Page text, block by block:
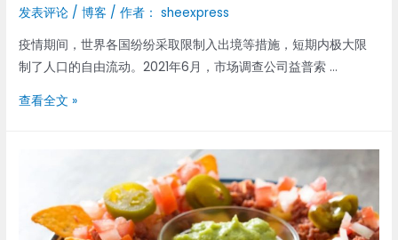
发表评论 /博客 / 作者： sheexpress
疫情期间，世界各国纷纷采取限制入出境等措施，短期内极大限
制了人口的自由流动。2021年6月，市场调查公司益普索 …
美
查看全文 »